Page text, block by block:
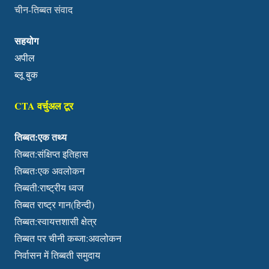
चीन-तिब्बत संवाद
सहयोग
अपील
ब्लू बुक
CTA वर्चुअल टूर
तिब्बत:एक तथ्य
तिब्बत:संक्षिप्त इतिहास
तिब्बतःएक अवलोकन
तिब्बती:राष्ट्रीय ध्वज
तिब्बत राष्ट्र गान(हिन्दी)
तिब्बत:स्वायत्तशासी क्षेत्र
तिब्बत पर चीनी कब्जा:अवलोकन
निर्वासन में तिब्बती समुदाय